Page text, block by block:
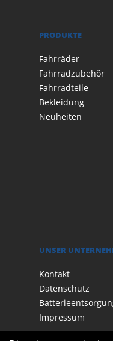
PRODUKTE
Fahrräder
Fahrradzubehör
Fahrradteile
Bekleidung
Neuheiten
UNSER
Kontakt
Datenschutz
Impressum